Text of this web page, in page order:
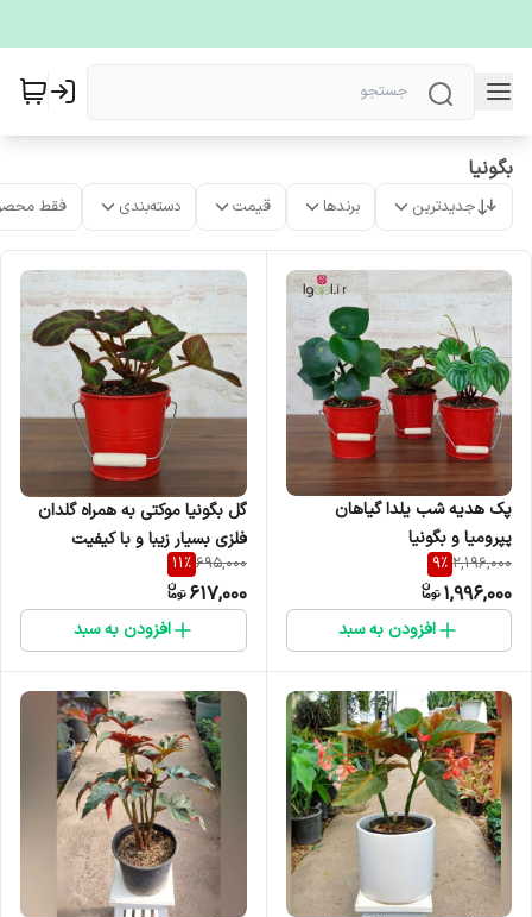
بگونیا
جدیدترین برندها قیمت دسته‌بندی فقط
پک هدیه شب یلدا گیاهان
پپرومیا و بگونیا
2,196,000
9%
1,996,000
افزودن به سبد
گل بگونیا موکتی به همراه گلدان
فلزی بسیار زیبا و با کیفیت
695,000
11%
617,000
افزودن به سبد